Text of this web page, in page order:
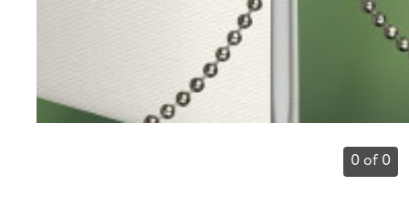
0 of 0